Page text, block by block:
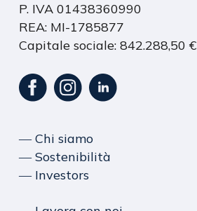
P. IVA 01438360990
REA: MI-1785877
Capitale sociale: 842.288,50 €
― Chi siamo
― Sostenibilità
― Investors